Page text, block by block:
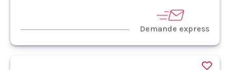
Demande express